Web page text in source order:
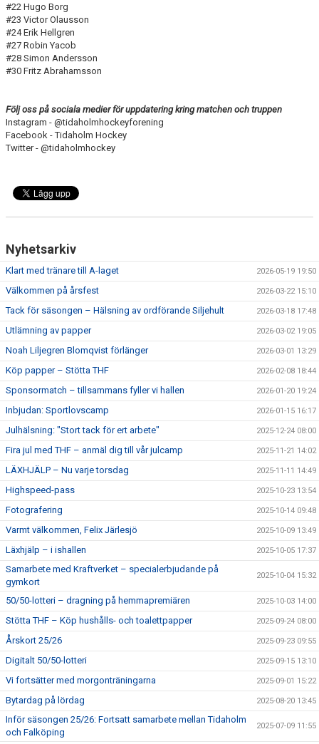
#22 Hugo Borg
#23 Victor Olausson
#24 Erik Hellgren
#27 Robin Yacob
#28 Simon Andersson
#30 Fritz Abrahamsson
Följ oss på sociala medier för uppdatering kring matchen och truppen
Instagram - @tidaholmhockeyforening
Facebook - Tidaholm Hockey
Twitter - @tidaholmhockey
Nyhetsarkiv
Klart med tränare till A-laget 2026-05-19 19:50
Välkommen på årsfest 2026-03-22 15:10
Tack för säsongen – Hälsning av ordförande Siljehult 2026-03-18 17:48
Utlämning av papper 2026-03-02 19:05
Noah Liljegren Blomqvist förlänger 2026-03-01 13:29
Köp papper – Stötta THF 2026-02-08 18:44
Sponsormatch – tillsammans fyller vi hallen 2026-01-20 19:24
Inbjudan: Sportlovscamp 2026-01-15 16:17
Julhälsning: "Stort tack för ert arbete" 2025-12-24 08:00
Fira jul med THF – anmäl dig till vår julcamp 2025-11-21 14:02
LÄXHJÄLP – Nu varje torsdag 2025-11-11 14:49
Highspeed-pass 2025-10-23 13:54
Fotografering 2025-10-14 09:48
Varmt välkommen, Felix Järlesjö 2025-10-09 13:49
Läxhjälp – i ishallen 2025-10-05 17:37
Samarbete med Kraftverket – specialerbjudande på
gymkort
2025-10-04 15:32
50/50-lotteri – dragning på hemmapremiären 2025-10-03 14:00
Stötta THF – Köp hushålls- och toalettpapper 2025-09-24 08:00
Årskort 25/26 2025-09-23 09:55
Digitalt 50/50-lotteri 2025-09-15 13:10
Vi fortsätter med morgonträningarna 2025-09-01 15:22
Bytardag på lördag 2025-08-20 13:45
Inför säsongen 25/26: Fortsatt samarbete mellan Tidaholm
och Falköping
2025-07-09 11:55